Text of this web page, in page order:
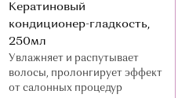
Кератиновый
кондиционер-гладкость,
250мл
Увлажняет и распутывает
волосы, пролонгирует эффект
от салонных процедур